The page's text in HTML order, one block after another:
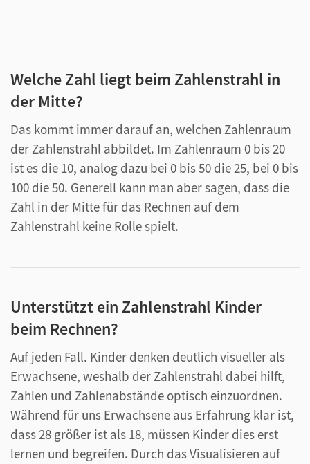
Welche Zahl liegt beim Zahlenstrahl in
der Mitte?
Das kommt immer darauf an, welchen Zahlenraum
der Zahlenstrahl abbildet. Im Zahlenraum 0 bis 20
ist es die 10, analog dazu bei 0 bis 50 die 25, bei 0 bis
100 die 50. Generell kann man aber sagen, dass die
Zahl in der Mitte für das Rechnen auf dem
Zahlenstrahl keine Rolle spielt.
Unterstützt ein Zahlenstrahl Kinder
beim Rechnen?
Auf jeden Fall. Kinder denken deutlich visueller als
Erwachsene, weshalb der Zahlenstrahl dabei hilft,
Zahlen und Zahlenabstände optisch einzuordnen.
Während für uns Erwachsene aus Erfahrung klar ist,
dass 28 größer ist als 18, müssen Kinder dies erst
lernen und begreifen. Durch das Visualisieren auf